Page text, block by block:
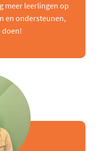
meer leerlingen op
en ondersteunen,
doen!